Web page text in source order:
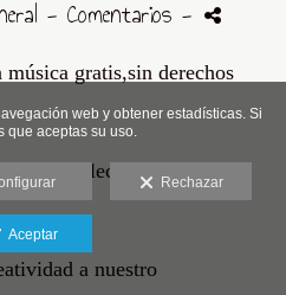
- Comentarios -
gratis,sin derechos
aquí seleccionamos la
a nuestro
web y obtener estadísticas. Si
que aceptas su uso.
Rechazar
Aceptar